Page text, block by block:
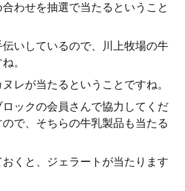
わせを抽選で当たるということ
いしているので、川上牧場の牛
。
レが当たるということですね。
ックの会員さんで協力してくだ
で、そちらの牛乳製品も当たる
くと、ジェラートが当たります